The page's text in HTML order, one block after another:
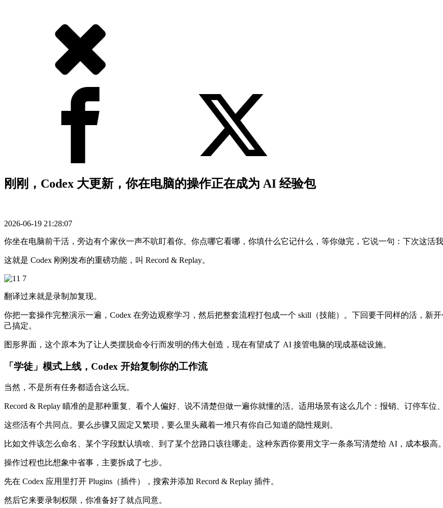
刚刚，Codex 大更新，你在电脑的操作正在成为 AI 经验包
2026-06-19 21:28:07
你坐在电脑前干活，旁边有个家伙一声不吭盯着你。你点哪它看哪，你填什么它记什么，等你做完，它说一句：下次这活我
这就是 Codex 刚刚发布的重磅功能，叫 Record & Replay。
翻译过来就是录制加复现。
你把一套操作完整演示一遍，Codex 在旁边观察学习，然后把整套流程打包成一个 skill（技能）。下回要干同样的活，新
己搞定。
图形界面，这个原本为了让人类摆脱命令行而发明的伟大创造，现在有望成了 AI 接管电脑的现成基础设施。
「学徒」模式上线，Codex 开始复制你的工作流
当然，不是所有任务都适合这么玩。
Record & Replay 瞄准的是那种重复、看个人偏好、说不清楚但做一遍你就懂的活。适用场景有这么几个：报销、订停车位
这些活有个共同点。要么步骤又固定又繁琐，要么里头藏着一堆只有你自己知道的隐性规则。
比如文件该怎么命名、某个字段默认填啥、到了某个岔路口该往哪走。这种东西你要用文字一条条写清楚给 AI，成本极高
操作过程也比想象中省事，主要拆成了七步。
先在 Codex 应用里打开 Plugins（插件），搜索并添加 Record & Replay 插件。
然后它来要录制权限，你准备好了就点同意。